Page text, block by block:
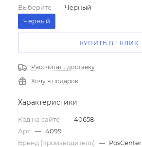
Выберите — Черный
Черный
КУПИТЬ В 1 КЛИК
Рассчитать доставку
Хочу в подарок
Характеристики
Код на сайте — 40658
Арт.
— 4099
Бренд (производитель) — PosCenter